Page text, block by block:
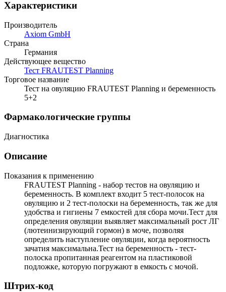
Характеристики
Производитель
Axiom GmbH
Страна
Германия
Действующее вещество
Тест FRAUTEST Planning
Торговое название
Тест на овуляцию FRAUTEST Planning и беременность
5+2
Фармакологические группы
Диагностика
Описание
Показания к применению
FRAUTEST Planning - набор тестов на овуляцию и
беременность. В комплект входит 5 тест-полосок на
овуляцию и 2 тест-полоски на беременность, так же для
удобства и гигиены 7 емкостей для сбора мочи.Тест для
определения овуляции выявляет максимальный рост ЛГ
(лютеинизирующий гормон) в моче, позволяя
определить наступление овуляции, когда вероятность
зачатия максимальна.Тест на беременность - тест-
полоска пропитанная реагентом на пластиковой
подложке, которую погружают в емкость с мочой.
Штрих-код